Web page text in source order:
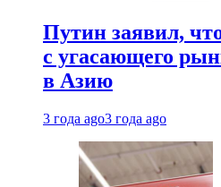
Путин заявил,
с угасающего
в Азию
3 года ago3 года ago